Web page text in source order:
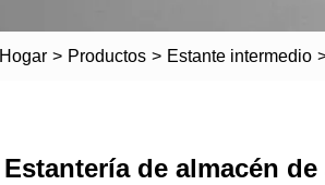
Hogar > Productos > Estante intermedio
Estantería de almacén